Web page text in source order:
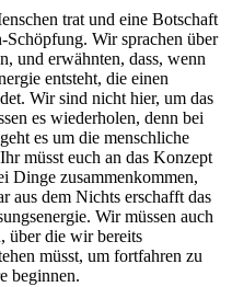
trat und eine Botschaft
Schöpfung. Wir sprachen über
und erwähnten, dass, wenn
entsteht, die einen
Wir sind nicht hier, um das
es wiederholen, denn bei
es um die menschliche
müsst euch an das Konzept
Dinge zusammenkommen,
aus dem Nichts erschafft das
Wir müssen auch
über die wir bereits
müsst, um fortfahren zu
beginnen.